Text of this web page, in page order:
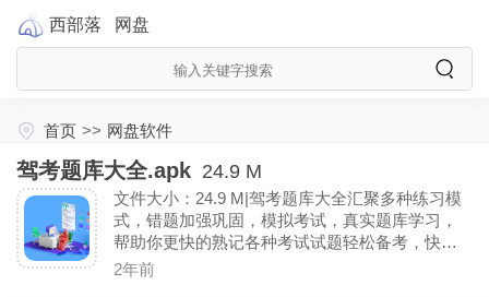
西部落 网盘
首页 >> 网盘软件
驾考题库大全.apk 24.9 M
文件大小：24.9 M|驾考题库大全汇聚多种练习模
式，错题加强巩固，模拟考试，真实题库学习，
帮助你更快的熟记各种考试试题轻松备考，快速
拿驾照。(无广告精简版)
2年前